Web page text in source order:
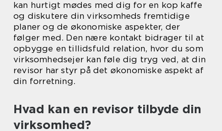
kan hurtigt mødes med dig for en kop kaffe
og diskutere din virksomheds fremtidige
planer og de økonomiske aspekter, der
følger med. Den nære kontakt bidrager til at
opbygge en tillidsfuld relation, hvor du som
virksomhedsejer kan føle dig tryg ved, at din
revisor har styr på det økonomiske aspekt af
din forretning.
Hvad kan en revisor tilbyde din
virksomhed?